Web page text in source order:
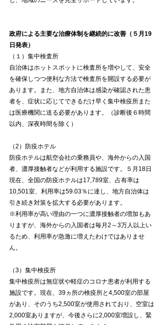
政府による主要な治療体制を継続的に改善（５月19
日発表）
（１）集中検査所
自治体はホットスポットに検査所を増やして、安全
を確保しつつ便利な方法で検査所を開設する必要が
あります。また、地方自治体は感染が確認された患
者を、症状に応じてできるだけ早く集中検疫所また
は医療機関に送る必要があります。（診断後６時間
以内、深夜時間を除く）
（2）防疫ホテル
防疫ホテルは航空会社の乗務員や、海外からの入国
者、濃厚接触者などが利用する施設です。５月18日
現在、全国の防疫ホテルは17,789室、占有率は
10,501室、利用率は59.03％に達し、地方自治体は
引き続き対策を拡大する必要があります。
※利用率が高い理由の一つに濃厚接触者の増加もあ
りますが、海外からの入国者は毎月2～3万人以上い
るため、利用率が急激に増えたわけではありませ
ん。
（3）集中検疫所
集中検疫所は無症状や軽症のコロナ患者が利用する
施設です。現在、39ヵ所の検疫所と4,500室の部屋
があり、そのうち2,500室が使用されており、空室は
2,000室ありますが、今後さらに2,000室増設し、緊